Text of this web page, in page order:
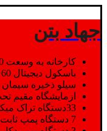
جهاد بتن
کارخانه به وسعت 20000 متر مربع
باسکول دیجیتال 60 تنی استاندارد
سیلو ذخیره سیمان به
ازمایشگاه مقیم
33دستگاه تراک میکسر
7 دستگاه پمپ ثابت